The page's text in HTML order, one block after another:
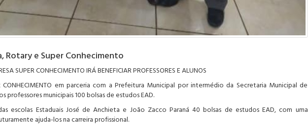
Rotary e Super Conhecimento
SUPER CONHECIMENTO IRÁ BENEFICIAR PROFESSORES E ALUNOS
CONHECIMENTO em parceria com a Prefeitura Municipal por intermédio da Secretaria Municipal de
professores municipais 100 bolsas de estudos EAD.
escolas Estaduais José de Anchieta e João Zacco Paraná 40 bolsas de estudos EAD, com uma
ajuda-los na carreira profissional.